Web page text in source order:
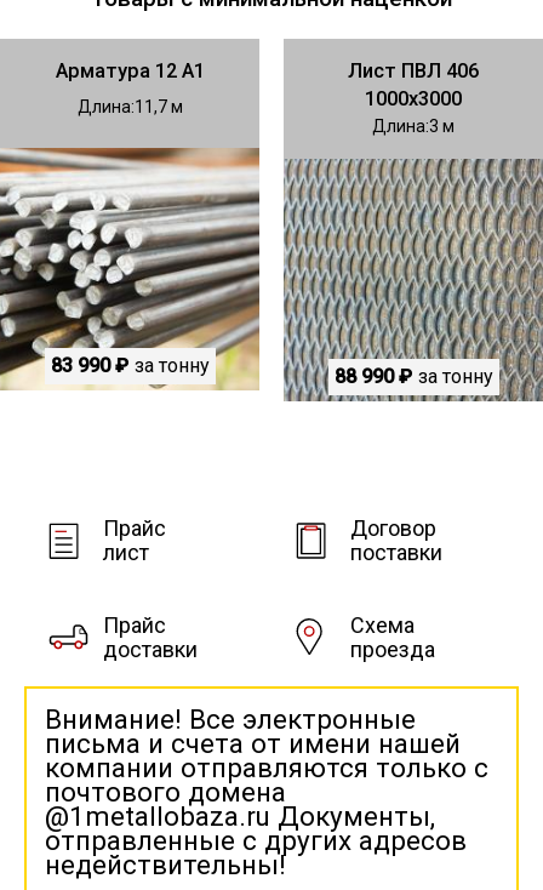
Арматура 12 А1
Длина 11,7
83 990 ₽ за тонну
Лист ПВЛ 406
1000х3000
Длина 3
88 990 ₽ за тонну
Прайс
лист
Договор
поставки
Прайс
доставки
Схема
проезда
Внимание! Все электронные
письма и счета от имени нашей
компании отправляются только с
почтового домена
@1metallobaza.ru Документы,
отправленные с других адресов
недействительны!